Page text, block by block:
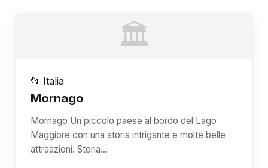
🏛️
📂 Italia
Mornago
Mornago Un piccolo paese al bordo del Lago
Maggiore con una storia intrigante e molte belle
attraazioni. Storia…